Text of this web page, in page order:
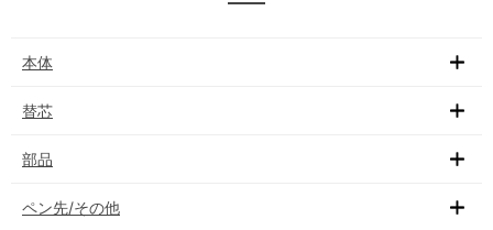
本体
替芯
部品
ペン先/その他